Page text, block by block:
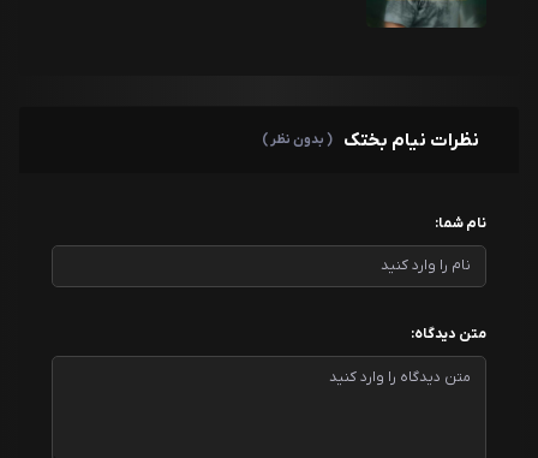
نظرات نیام بختک ( بدون نظر )
نام شما:
متن دیدگاه: